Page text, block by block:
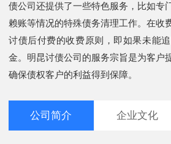
债公司还提供了一些特色服务，比如专
赖账等情况的特殊债务清理工作。在收
讨债后付费的收费原则，即如果未能
金。明昆讨债公司的服务宗旨是为客户
确保债权客户的利益得到保障。
公司简介 企业文化